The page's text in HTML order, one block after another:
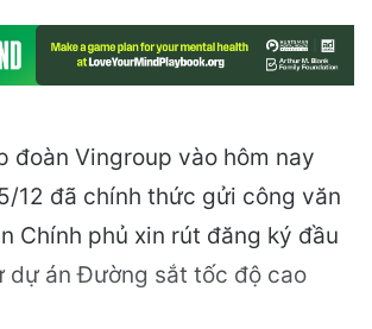
đoàn Vingroup vào hôm nay
12 đã chính thức gửi công văn
Chính phủ xin rút đăng ký đầu
dự án Đường sắt tốc độ cao